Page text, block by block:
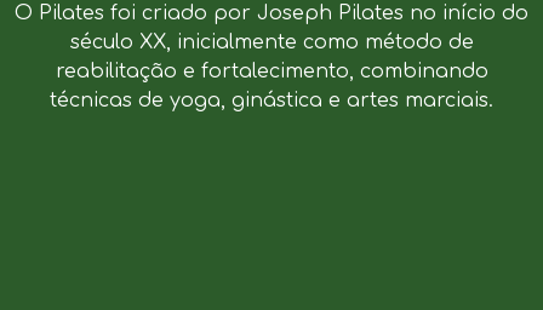
O Pilates foi criado por Joseph Pilates no início do
século XX, inicialmente como método de
reabilitação e fortalecimento, combinando
técnicas de yoga, ginástica e artes marciais.